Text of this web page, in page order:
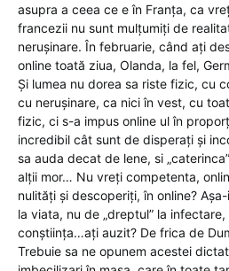
asupra a ceea ce e în Franța, ca
francezii nu sunt mulțumiți de
nerușinare. În februarie, când ați
online toată ziua, Olanda, la fel,
Și lumea nu dorea sa riste fizic, cu
cu nerușinare, ca nici în vest, cu
fizic, ci s-a impus online ul în
incredibil cât sunt de disperați și
sa auda decat de lene, si
alții mor… Nu vreți competenta,
nulități și descoperiți, în online?
la viata, nu de „dreptul” la
conștiința…ați auzit? De frica de
Trebuie sa ne opunem acestei